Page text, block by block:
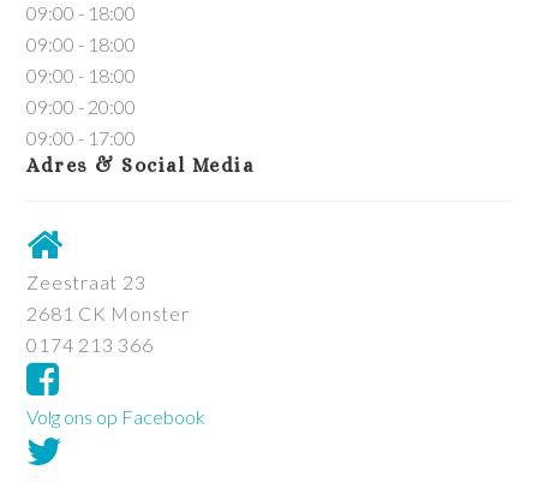
09:00 - 18:00
09:00 - 18:00
09:00 - 18:00
09:00 - 20:00
09:00 - 17:00
Adres & Social Media
Zeestraat 23
2681 CK Monster
0174 213 366
Volg ons op Facebook